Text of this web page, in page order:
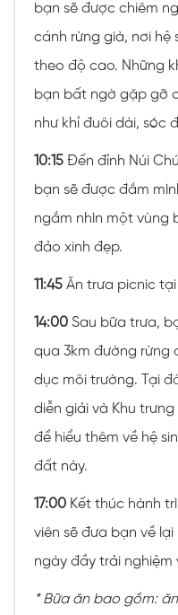
bạn sẽ được chiêm
cánh rừng già, nơi hệ
theo độ cao. Những
bạn bất ngờ gặp gỡ
như khỉ đuôi dài, sóc
10:15 Đến đỉnh Núi
bạn sẽ được đắm
ngắm nhìn một vùng
đảo xinh đẹp.
11:45 Ăn trưa picnic
14:00 Sau bữa trưa,
qua 3km đường rừng
dục môi trường. Tại
diễn giải và Khu
để hiểu thêm về hệ
đất này.
17:00 Kết thúc hành
viên sẽ đưa bạn về
ngày đầy trải nghiệm
* Bữa ăn bao gồm: